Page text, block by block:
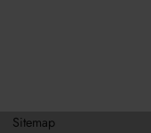
Sitemap